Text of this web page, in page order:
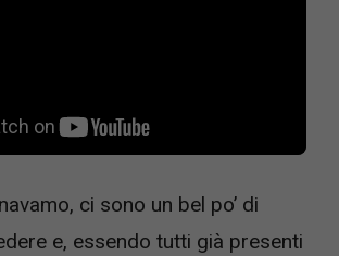
ci sono un bel po’ di
e, essendo tutti già presenti